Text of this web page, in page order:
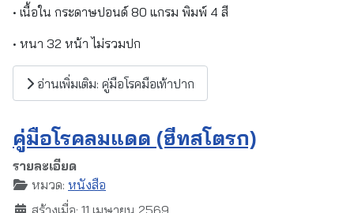
• เนื้อใน กระดาษปอนด์ 80 แกรม พิมพ์ 4 สี
• หนา 32 หน้า ไม่รวมปก
อ่านเพิ่มเติม: คู่มือโรคมือเท้าปาก
คู่มือโรคลมแดด (ฮีทสโตรก)
รายละเอียด
หมวด: หนังสือ